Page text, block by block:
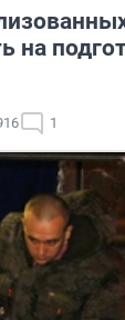
на
1